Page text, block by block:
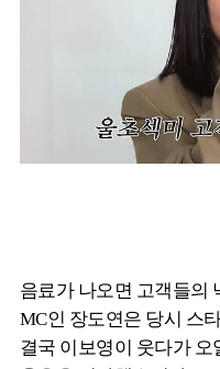
음료가 나오면 고객들의
MC인 장도연은 당시 스
결국 이보영이 웃다가